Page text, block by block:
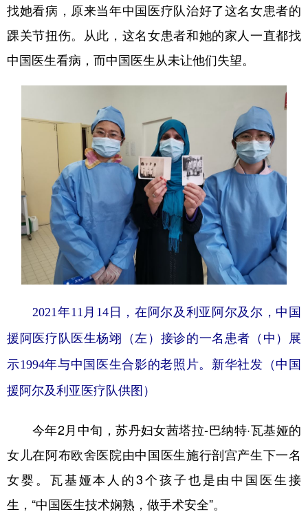
找她看病，原来当年中国医疗队治好了这名女患者的
踝关节扭伤。从此，这名女患者和她的家人一直都找
中国医生看病，而中国医生从未让他们失望。
2021年11月14日，在阿尔及利亚阿尔及尔，中国
援阿医疗队医生杨翊（左）接诊的一名患者（中）展
示1994年与中国医生合影的老照片。 新华社发（中国
援阿尔及利亚医疗队供图）
今年2月中旬，苏丹妇女茜塔拉-巴纳特·瓦基娅的
女儿在阿布欧舍医院由中国医生施行剖宫产生下一名
女婴。瓦基娅本人的3个孩子也是由中国医生接
生，“中国医生技术娴熟，做手术安全”。